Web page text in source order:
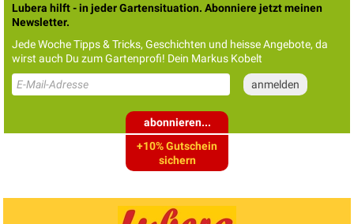
Lubera hilft - in jeder Gartensituation. Abonniere jetzt meinen
Newsletter.
Jede Woche Tipps & Tricks, Geschichten und heisse Angebote, da
wirst auch Du zum Gartenprofi! Dein Markus Kobelt
abonnieren...
+10% Gutschein
sichern